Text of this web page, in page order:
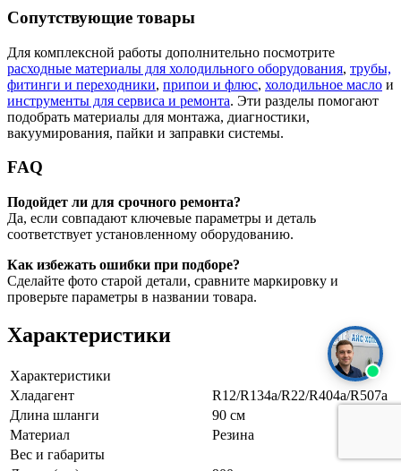
Сопутствующие товары
Для комплексной работы дополнительно посмотрите
расходные материалы для холодильного оборудования, трубы,
фитинги и переходники, припои и флюс, холодильное масло и
инструменты для сервиса и ремонта. Эти разделы помогают
подобрать материалы для монтажа, диагностики,
вакуумирования, пайки и заправки системы.
FAQ
Подойдет ли для срочного ремонта?
Да, если совпадают ключевые параметры и деталь
соответствует установленному оборудованию.
Как избежать ошибки при подборе?
Сделайте фото старой детали, сравните маркировку и
проверьте параметры в названии товара.
Характеристики
Характеристики
Хладагент
R12/R134a/R22/R404a/R507a
Длина шланги
90 см
Материал
Резина
Вес и габариты